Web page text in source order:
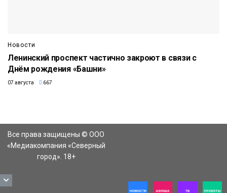
Новости
Ленинский проспект частично закроют в связи с
Днём рождения «Башни»
07 августа 667
Все права защищены © ООО
«Медиакомпания «Северный
город». 18+